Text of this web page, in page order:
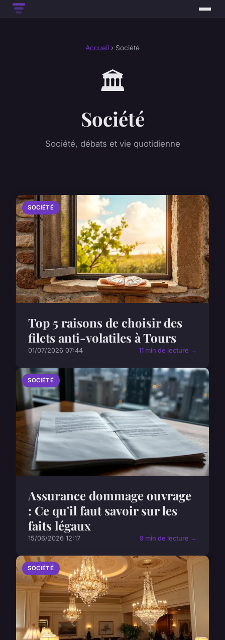
Accueil › Société
🏛️
Société
Société, débats et vie quotidienne
SOCIÉTÉ
Top 5 raisons de choisir des
filets anti-volatiles à Tours
01/07/2026 07:44 11 min de lecture →
SOCIÉTÉ
Assurance dommage ouvrage
: Ce qu'il faut savoir sur les
faits légaux
15/06/2026 12:17 9 min de lecture →
SOCIÉTÉ